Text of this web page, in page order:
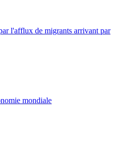
l'afflux de migrants arrivant par
mondiale